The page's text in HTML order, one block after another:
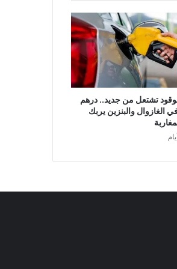
تشتعل من جديد.. درهم
الغازوال والبنزين يربك